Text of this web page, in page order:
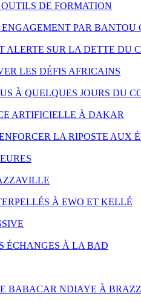
DE FORMATION
PAR BANTOU
SUR LA DETTE DU
LES DÉFIS AFRICAINS
À QUELQUES JOURS DU
ARTIFICIELLE À DAKAR
LA RIPOSTE AUX
À EWO ET KELLÉ
ÉCHANGES À LA BAD
BABACAR NDIAYE À